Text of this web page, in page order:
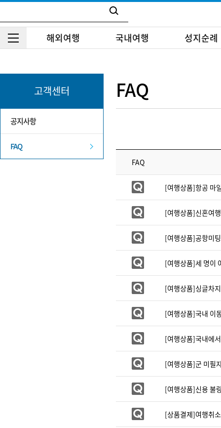
해외여행 국내여행 성지순례
고객센터
공지사항
FAQ
FAQ
FAQ
[여행상품]항공 마
[여행상품]신혼여
[여행상품]공항미
[여행상품]세 명이
[여행상품]싱글차
[여행상품]국내 이
[여행상품]국내에
[여행상품]군 미필
[여행상품]신용 불
[상품결제]여행취